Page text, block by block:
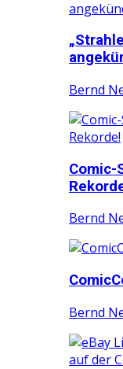
Bernd
Comic-
Bernd
Bernd